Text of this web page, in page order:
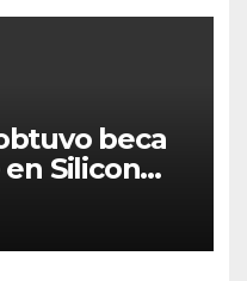
beca
Silicon